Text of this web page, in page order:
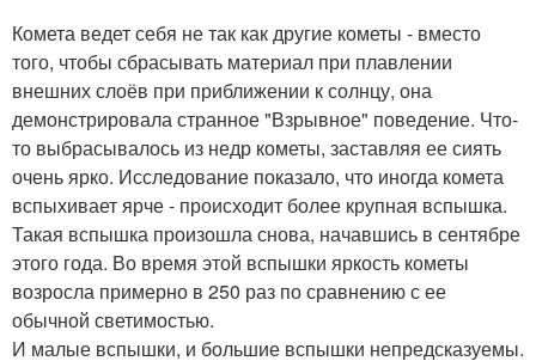
Комета ведет себя не так как другие кометы - вместо
того, чтобы сбрасывать материал при плавлении
внешних слоёв при приближении к солнцу, она
демонстрировала странное "Взрывное" поведение. Что-
то выбрасывалось из недр кометы, заставляя ее сиять
очень ярко. Исследование показало, что иногда комета
вспыхивает ярче - происходит более крупная вспышка.
Такая вспышка произошла снова, начавшись в сентябре
этого года. Во время этой вспышки яркость кометы
возросла примерно в 250 раз по сравнению с ее
обычной светимостью.
И малые вспышки, и большие вспышки непредсказуемы.